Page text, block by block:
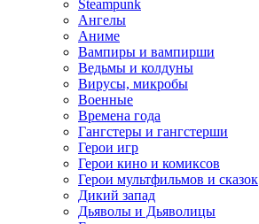
Steampunk
Ангелы
Аниме
Вампиры и вампирши
Ведьмы и колдуны
Вирусы, микробы
Военные
Времена года
Гангстеры и гангстерши
Герои игр
Герои кино и комиксов
Герои мультфильмов и сказок
Дикий запад
Дьяволы и Дьяволицы